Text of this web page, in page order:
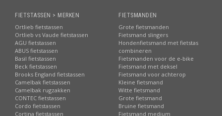
FIETSTASSEN > MERKEN
Ortlieb fietstassen
Ortlieb vs Vaude fietstassen
AGU fietstassen
ABUS fietstassen
Basil fietstassen
Beck fietstassen
Brooks England fietstassen
Camelbak fietstassen
Camelbak rugzakken
CONTEC fietstassen
Cordo fietstassen
Cortina fietstassen
FIETSMANDEN
Grote fietsmanden
Fietsmand slingers
Hondenfietsmand met fietstas
combineren
Fietsmanden voor de e-bike
Fietsmand met deksel
Fietsmand voor achterop
Kleine fietsmand
Witte fietsmand
Grote fietsmand
Bruine fietsmand
Fietsmand medium